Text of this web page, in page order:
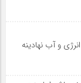
و آب نهادینه